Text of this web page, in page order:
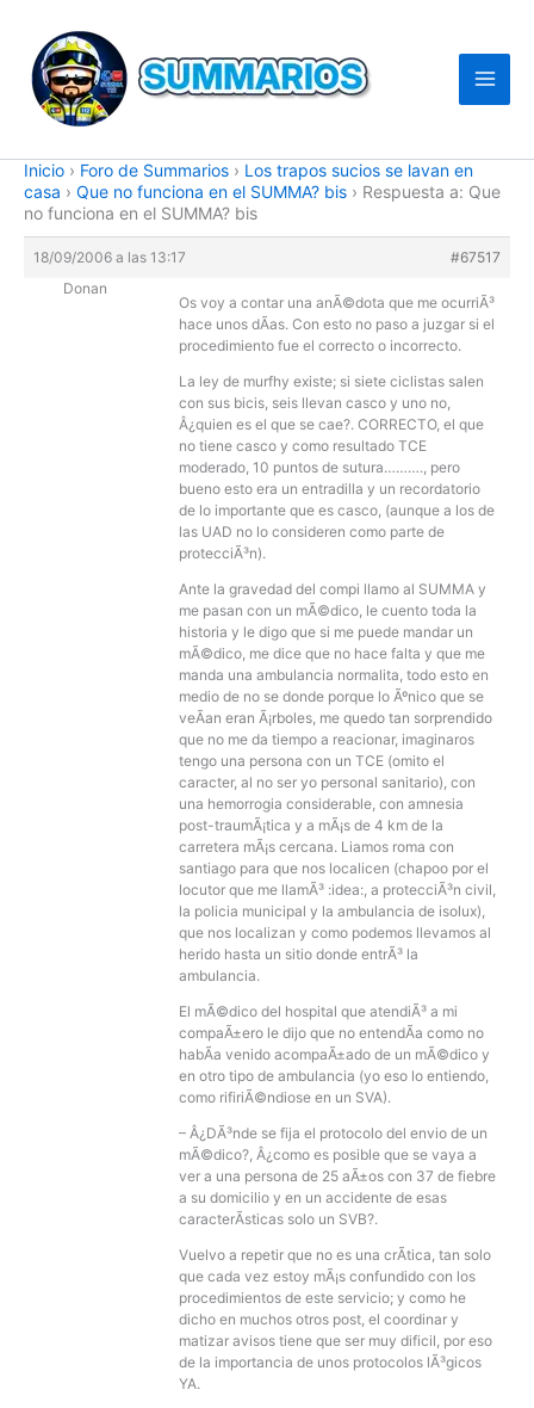
contenido
Inicio › Foro de Summarios › Los trapos sucios se lavan en
casa › Que no funciona en el SUMMA? bis › Respuesta a: Que
no funciona en el SUMMA? bis
18/09/2006 a las 13:17
#67517
Donan
Os voy a contar una anÃ©dota que me ocurriÃ³
hace unos dÃ­as. Con esto no paso a juzgar si el
procedimiento fue el correcto o incorrecto.
La ley de murfhy existe; si siete ciclistas salen
con sus bicis, seis llevan casco y uno no,
Â¿quien es el que se cae?. CORRECTO, el que
no tiene casco y como resultado TCE
moderado, 10 puntos de sutura………., pero
bueno esto era un entradilla y un recordatorio
de lo importante que es casco, (aunque a los de
las UAD no lo consideren como parte de
protecciÃ³n).
Ante la gravedad del compi llamo al SUMMA y
me pasan con un mÃ©dico, le cuento toda la
historia y le digo que si me puede mandar un
mÃ©dico, me dice que no hace falta y que me
manda una ambulancia normalita, todo esto en
medio de no se donde porque lo Ãºnico que se
veÃ­an eran Ã¡rboles, me quedo tan sorprendido
que no me da tiempo a reacionar, imaginaros
tengo una persona con un TCE (omito el
caracter, al no ser yo personal sanitario), con
una hemorrogia considerable, con amnesia
post-traumÃ¡tica y a mÃ¡s de 4 km de la
carretera mÃ¡s cercana. Liamos roma con
santiago para que nos localicen (chapoo por el
locutor que me llamÃ³ :idea:, a protecciÃ³n civil,
la policia municipal y la ambulancia de isolux),
que nos localizan y como podemos llevamos al
herido hasta un sitio donde entrÃ³ la
ambulancia.
El mÃ©dico del hospital que atendiÃ³ a mi
compaÃ±ero le dijo que no entendÃ­a como no
habÃ­a venido acompaÃ±ado de un mÃ©dico y
en otro tipo de ambulancia (yo eso lo entiendo,
como rifiriÃ©ndiose en un SVA).
– Â¿DÃ³nde se fija el protocolo del envio de un
mÃ©dico?, Â¿como es posible que se vaya a
ver a una persona de 25 aÃ±os con 37 de fiebre
a su domicilio y en un accidente de esas
caracterÃ­sticas solo un SVB?.
Vuelvo a repetir que no es una crÃ­tica, tan solo
que cada vez estoy mÃ¡s confundido con los
procedimientos de este servicio; y como he
dicho en muchos otros post, el coordinar y
matizar avisos tiene que ser muy dificil, por eso
de la importancia de unos protocolos lÃ³gicos
YA.